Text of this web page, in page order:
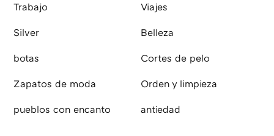
Trabajo Viajes
Silver Belleza
botas Cortes de pelo
Zapatos de moda Orden y limpieza
pueblos con encanto antiedad